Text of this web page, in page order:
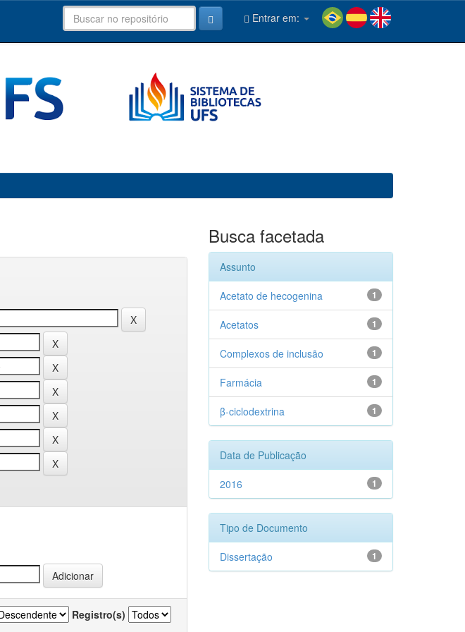
Entrar em:
Registro(s)
Busca facetada
Assunto
1
Acetato de hecogenina
1
Acetatos
1
Complexos de inclusão
1
Farmácia
1
β-ciclodextrina
Data de Publicação
1
2016
Tipo de Documento
1
Dissertação